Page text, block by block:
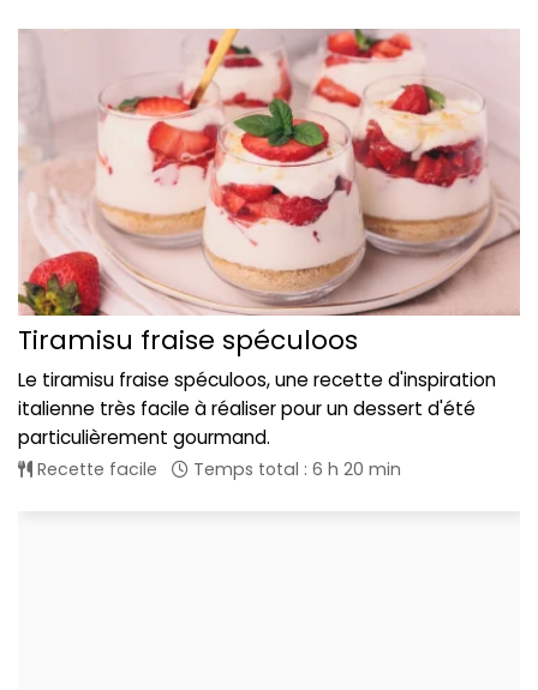
Tiramisu fraise spéculoos
Le tiramisu fraise spéculoos, une recette d'inspiration
italienne très facile à réaliser pour un dessert d'été
particulièrement gourmand.
Recette facile Temps total : 6 h 20 min